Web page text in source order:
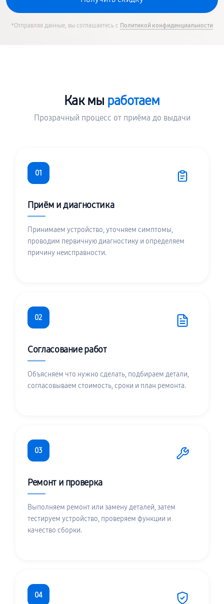
*Отправляя данные, вы соглашаетесь с Политикой конфиденциальности
Как мы работаем
Прозрачный процесс от приёма до выдачи
01
Приём и диагностика
Принимаем устройство, уточняем симптомы,
проводим первичную диагностику и определяем
причину неисправности.
02
Согласование работ
Объясняем что нужно сделать, подбираем детали,
согласовываем стоимость, сроки и план ремонта.
03
Ремонт и проверка
Выполняем ремонт или замену деталей, затем
тестируем устройство, проверяем функции и
качество сборки.
04